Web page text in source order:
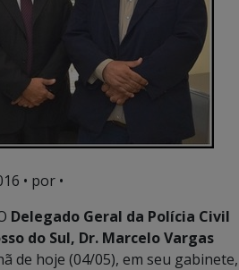
• por •
Delegado Geral da Polícia Civil
do Sul, Dr. Marcelo Vargas
de hoje (04/05), em seu gabinete,